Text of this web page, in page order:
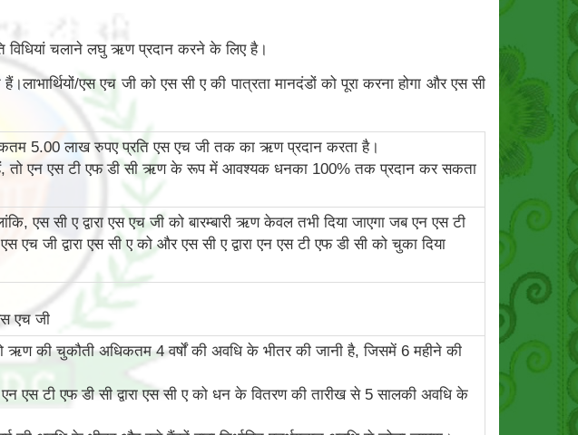
चलाने लघु ऋण प्रदान करने के लिए है।
एस एच जी को एस सी ए की पात्रता मानदंडों को पूरा करना होगा और एस सी
5.00 लाख रुपए प्रति एस एच जी तक का ऋण प्रदान करता है।
हैं, तो एन एस टी एफ डी सी ऋण के रूप में आवश्यक धनका 100% तक प्रदान कर सकता
एस सी ए द्वारा एस एच जी को बारम्‍बारी ऋण केवल तभी दिया जाएगा जब एन एस टी
जी द्वारा एस सी ए को और एस सी ए द्वारा एन एस टी एफ डी सी को चुका दिया
एच जी
ऋण की चुकौती अधिकतम 4 वर्षों की अवधि के भीतर की जानी है, जिसमें 6 महीने की
एस टी एफ डी सी द्वारा एस सी ए को धन के वितरण की तारीख से 5 सालकी अवधि के